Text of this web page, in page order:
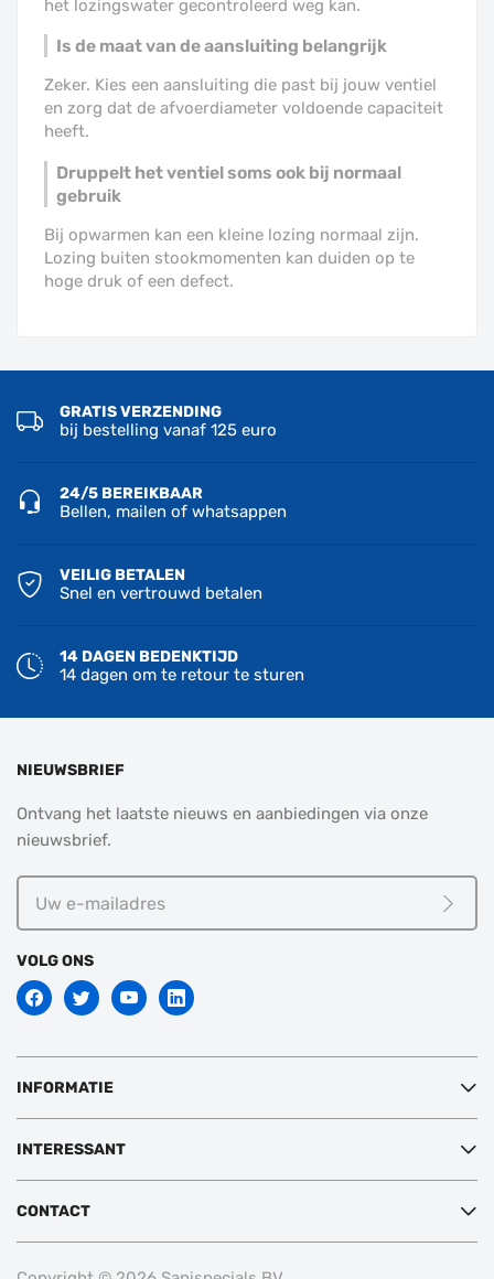
het lozingswater gecontroleerd weg kan.
Is de maat van de aansluiting belangrijk
Zeker. Kies een aansluiting die past bij jouw ventiel
en zorg dat de afvoerdiameter voldoende capaciteit
heeft.
Druppelt het ventiel soms ook bij normaal
gebruik
Bij opwarmen kan een kleine lozing normaal zijn.
Lozing buiten stookmomenten kan duiden op te
hoge druk of een defect.
GRATIS VERZENDING
bij bestelling vanaf 125 euro
24/5 BEREIKBAAR
Bellen, mailen of whatsappen
VEILIG BETALEN
Snel en vertrouwd betalen
14 DAGEN BEDENKTIJD
14 dagen om te retour te sturen
NIEUWSBRIEF
Ontvang het laatste nieuws en aanbiedingen via onze
nieuwsbrief.
Meld
VOLG ONS
INFORMATIE
INTERESSANT
CONTACT